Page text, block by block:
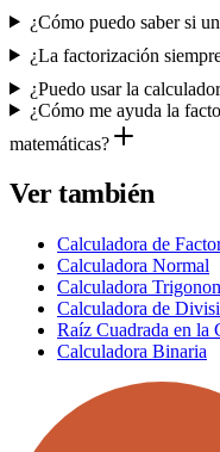
¿Cómo puedo saber si
¿La factorización
¿Puedo usar la
¿Cómo me ayuda la
matemáticas?
Ver también
Calculadora de
Calculadora Normal
Calculadora
Calculadora de
Raíz Cuadrada en la
Calculadora Binaria